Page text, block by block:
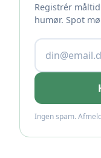
Registrér
humør. Spot
Ingen spam.